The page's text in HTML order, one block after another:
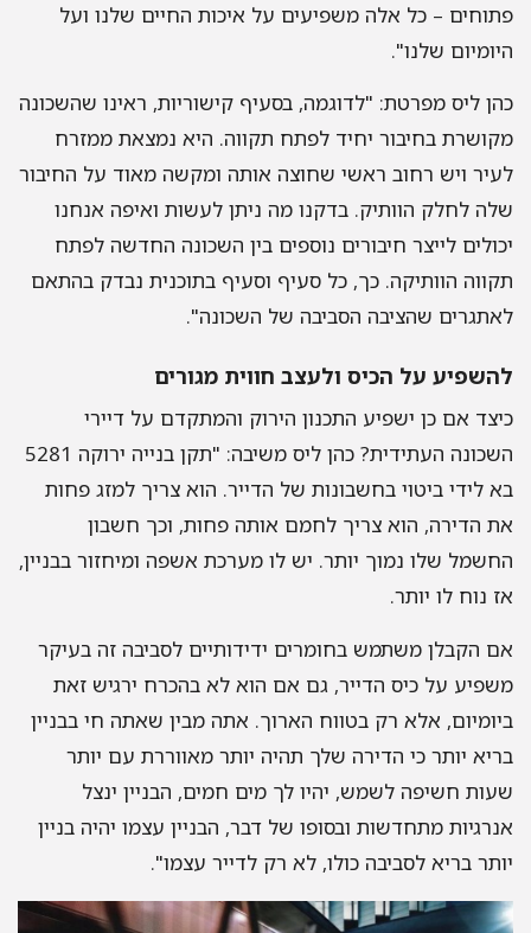
פתוחים – כל אלה משפיעים על איכות החיים שלנו ועל
היומיום שלנו".
כהן ליס מפרטת: "לדוגמה, בסעיף קישוריות, ראינו שהשכונה
מקושרת בחיבור יחיד לפתח תקווה. היא נמצאת ממזרח
לעיר ויש רחוב ראשי שחוצה אותה ומקשה מאוד על החיבור
שלה לחלק הוותיק. בדקנו מה ניתן לעשות ואיפה אנחנו
יכולים לייצר חיבורים נוספים בין השכונה החדשה לפתח
תקווה הוותיקה. כך, כל סעיף וסעיף בתוכנית נבדק בהתאם
לאתגרים שהציבה הסביבה של השכונה".
להשפיע על הכיס ולעצב חווית מגורים
כיצד אם כן ישפיע התכנון הירוק והמתקדם על דיירי
השכונה העתידית? כהן ליס משיבה: "תקן בנייה ירוקה 5281
בא לידי ביטוי בחשבונות של הדייר. הוא צריך למזג פחות
את הדירה, הוא צריך לחמם אותה פחות, וכך חשבון
החשמל שלו נמוך יותר. יש לו מערכת אשפה ומיחזור בבניין,
אז נוח לו יותר.
אם הקבלן משתמש בחומרים ידידותיים לסביבה זה בעיקר
משפיע על כיס הדייר, גם אם הוא לא בהכרח ירגיש זאת
ביומיום, אלא רק בטווח הארוך. אתה מבין שאתה חי בבניין
בריא יותר כי הדירה שלך תהיה יותר מאווררת עם יותר
שעות חשיפה לשמש, יהיו לך מים חמים, הבניין ינצל
אנרגיות מתחדשות ובסופו של דבר, הבניין עצמו יהיה בניין
יותר בריא לסביבה כולו, לא רק לדייר עצמו".